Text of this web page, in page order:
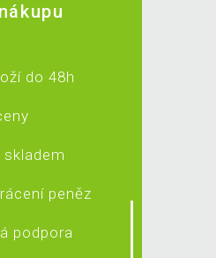
do 48h
skladem
peněz
podpora